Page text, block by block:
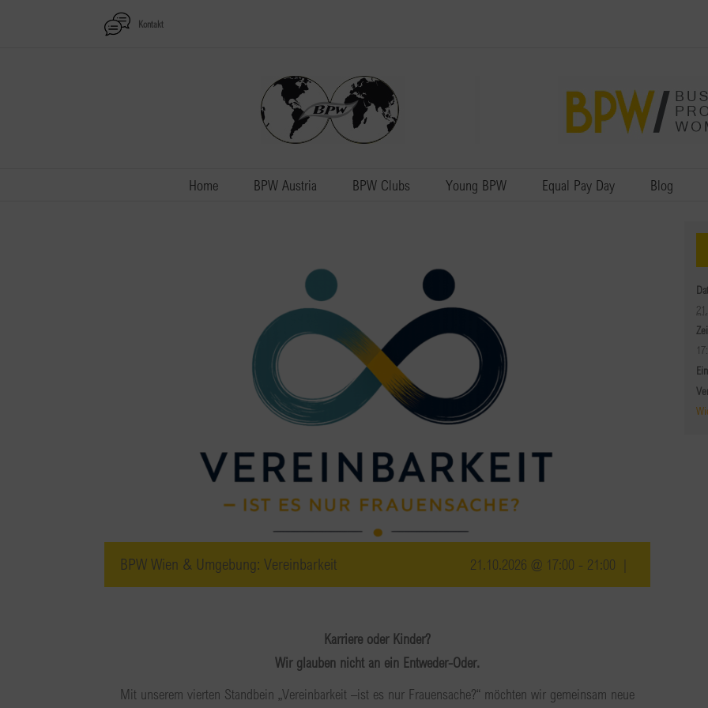
Kontakt
Home BPW Austria BPW Clubs Young BPW Equal Pay Day Blog
BPW Wien & Umgebung: Vereinbarkeit 21.10.2026 @ 17:00 - 21:00
Karriere oder Kinder?
Wir glauben nicht an ein Entweder-Oder.
Mit unserem vierten Standbein „Vereinbarkeit –ist es nur Frauensache?“ möchten wir gemeinsam neue